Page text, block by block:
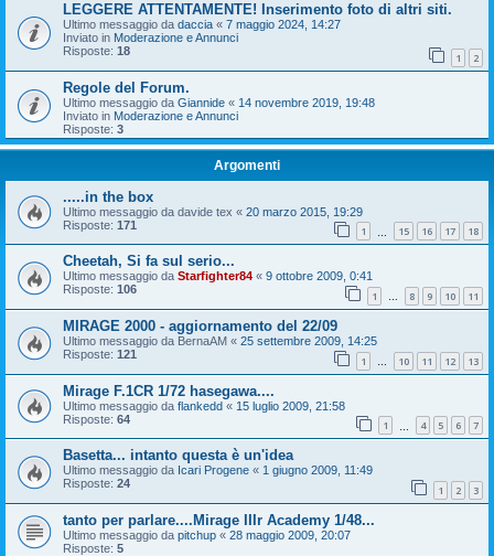
LEGGERE ATTENTAMENTE! Inserimento foto di altri siti.
Ultimo messaggio da daccia « 7 maggio 2024, 14:27
Inviato in Moderazione e Annunci
Risposte: 18 1 2
Regole del Forum.
Ultimo messaggio da Giannide « 14 novembre 2019, 19:48
Inviato in Moderazione e Annunci
Risposte: 3
Argomenti
.....in the box
Ultimo messaggio da davide tex « 20 marzo 2015, 19:29
Risposte: 171 1 15 16 17 18
Cheetah, Si fa sul serio...
Ultimo messaggio da Starfighter84 « 9 ottobre 2009, 0:41
Risposte: 106 1 … 8 9 10 11
MIRAGE 2000 - aggiornamento del 22/09
Ultimo messaggio da BernaAM « 25 settembre 2009, 14:25
Risposte: 121 1 … 10 11 12 13
Mirage F.1CR 1/72 hasegawa....
Ultimo messaggio da flankedd « 15 luglio 2009, 21:58
Risposte: 64 1 4 5 6 7
Basetta... intanto questa è un'idea
Ultimo messaggio da Icari Progene « 1 giugno 2009, 11:49
Risposte: 24 1 2 3
tanto per parlare....Mirage IIIr Academy 1/48...
Ultimo messaggio da pitchup « 28 maggio 2009, 20:07
Risposte: 5